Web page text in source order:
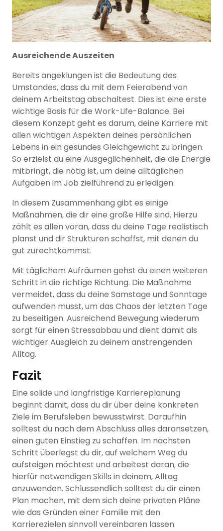
Ausreichende Auszeiten
Bereits angeklungen ist die Bedeutung des
Umstandes, dass du mit dem Feierabend von
deinem Arbeitstag abschaltest. Dies ist eine erste
wichtige Basis für die Work-Life-Balance. Bei
diesem Konzept geht es darum, deine Karriere mit
allen wichtigen Aspekten deines persönlichen
Lebens in ein gesundes Gleichgewicht zu bringen.
So erzielst du eine Ausgeglichenheit, die die Energie
mitbringt, die nötig ist, um deine alltäglichen
Aufgaben im Job zielführend zu erledigen.
In diesem Zusammenhang gibt es einige
Maßnahmen, die dir eine große Hilfe sind. Hierzu
zählt es allen voran, dass du deine Tage realistisch
planst und dir Strukturen schaffst, mit denen du
gut zurechtkommst.
Mit täglichem Aufräumen gehst du einen weiteren
Schritt in die richtige Richtung. Die Maßnahme
vermeidet, dass du deine Samstage und Sonntage
aufwenden musst, um das Chaos der letzten Tage
zu beseitigen. Ausreichend Bewegung wiederum
sorgt für einen Stressabbau und dient damit als
wichtiger Ausgleich zu deinem anstrengenden
Alltag.
Fazit
Eine solide und langfristige Karriereplanung
beginnt damit, dass du dir über deine konkreten
Ziele im Berufsleben bewusstwirst. Daraufhin
solltest du nach dem Abschluss alles daransetzen,
einen guten Einstieg zu schaffen. Im nächsten
Schritt überlegst du dir, auf welchem Weg du
aufsteigen möchtest und arbeitest daran, die
hierfür notwendigen Skills in deinem, Alltag
anzuwenden. Schlussendlich solltest du dir einen
Plan machen, mit dem sich deine privaten Pläne
wie das Gründen einer Familie mit den
Karrierezielen sinnvoll vereinbaren lassen.